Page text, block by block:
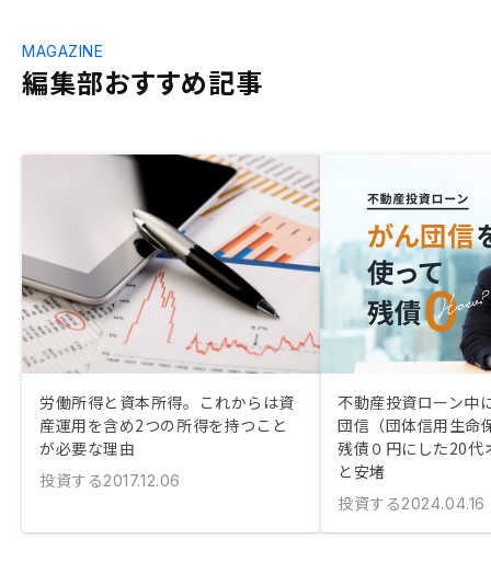
編集部おすすめ記事
MAGAZINE
労働所得と資本所得。これからは資
産運用を含め2つの所得を持つこと
が必要な理由
投資する2017.12.06
不動産投資ローン中
団信（団体信用生命
残債０円にした20代
と安堵
投資する2024.04.16